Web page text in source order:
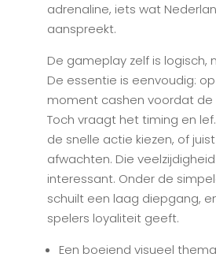
adrenaline, iets wat
aanspreekt.
De gameplay zelf is logisch,
De essentie is eenvoudig:
moment cashen voordat de
Toch vraagt het timing en
de snelle actie kiezen, of
afwachten. Die
interessant. Onder de
schuilt een laag diepgang,
spelers loyaliteit geeft.
Een boeiend visueel